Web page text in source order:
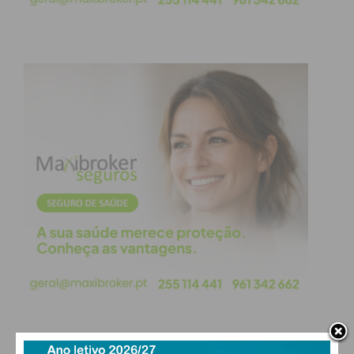
O dia ficou marcado por duelos intensos, com
destaque para a vitória da espanhola
Carlota
sobre a chinesa Juayl Lin, num dos jogos
mais equilibrados da jornada, decidido apenas no
terceiro set (
7-6, 6-7 e 6-4).
Resultados em destaque (Feminino):
Iva Ivankovic (SUI)v. Kaula Lorrimer (CAN): 6-
1, 6-2
Milagros Pastuszka (CAN)v. Scarlett Dattoli
Dournes (FRA): 6-4, 7-6